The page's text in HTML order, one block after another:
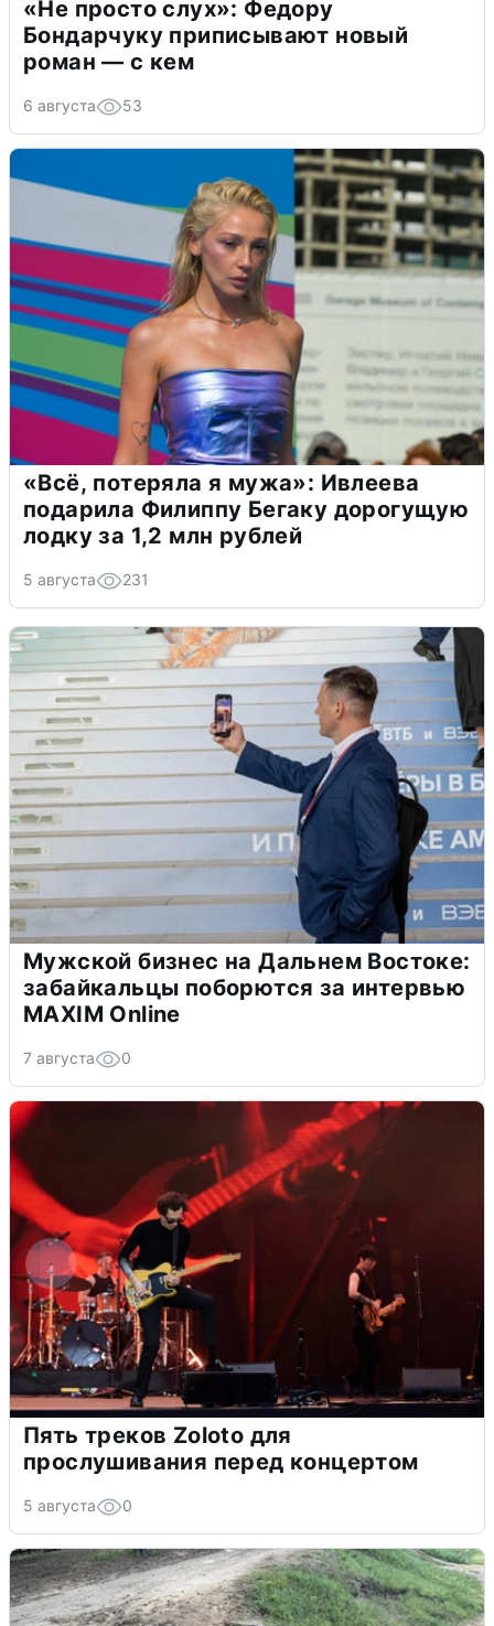
«Не просто слух»: Федору
Бондарчуку приписывают новый
роман — с кем
6 августа 53
«Всё, потеряла я мужа»: Ивлеева
подарила Филиппу Бегаку дорогущую
лодку за 1,2 млн рублей
5 августа 231
Мужской бизнес на Дальнем Востоке:
забайкальцы поборются за интервью
MAXIM Online
7 августа 0
Пять треков Zoloto для
прослушивания перед концертом
5 августа 0